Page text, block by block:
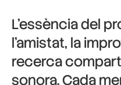
L’essència del
l’amistat, la
recerca
sonora. Cada